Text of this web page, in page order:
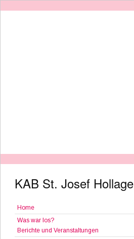
KAB St. Josef Hollage
Home
Was war los?
Berichte und Veranstaltungen